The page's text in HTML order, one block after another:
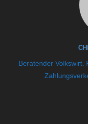
Beratender Volkswirt.